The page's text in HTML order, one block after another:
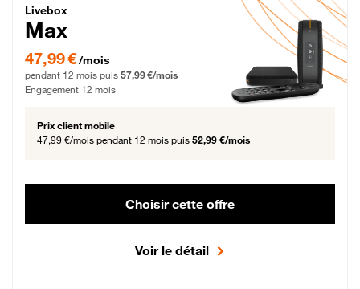
Livebox Max Fibre
Livebox
Max
47,99 € par mois pendant 12 mois puis 57,99 € par mois, Engagement 12 mois
47,99 €/mois
pendant 12 mois puis 57,99 €/mois
Engagement 12 mois
Prix client mobile
47,99 €/mois pendant 12 mois puis 52,99 €/mois
Choisir cette offre
Voir le détail